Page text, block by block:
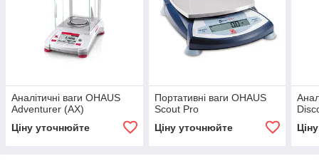
Аналітичні ваги OHAUS
Adventurer (AX)
Ціну уточнюйте
Портативні ваги OHAUS
Scout Pro
Ціну уточнюйте